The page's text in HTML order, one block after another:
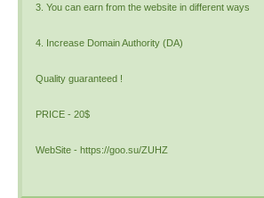
3. You can earn from the website in different ways
4. Increase Domain Authority (DA)
Quality guaranteed !
PRICE - 20$
WebSite - https://goo.su/ZUHZ